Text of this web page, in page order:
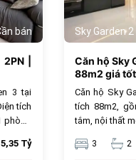
bán
|
3 tại
tích
cư lý
5,35 Tỷ
Sky Garden 2
Căn hộ Sky
88m2 giá tốt
Căn hộ Sky
tích 88m2,
tắm, nội thất
tỷ đồng, phù
3 2